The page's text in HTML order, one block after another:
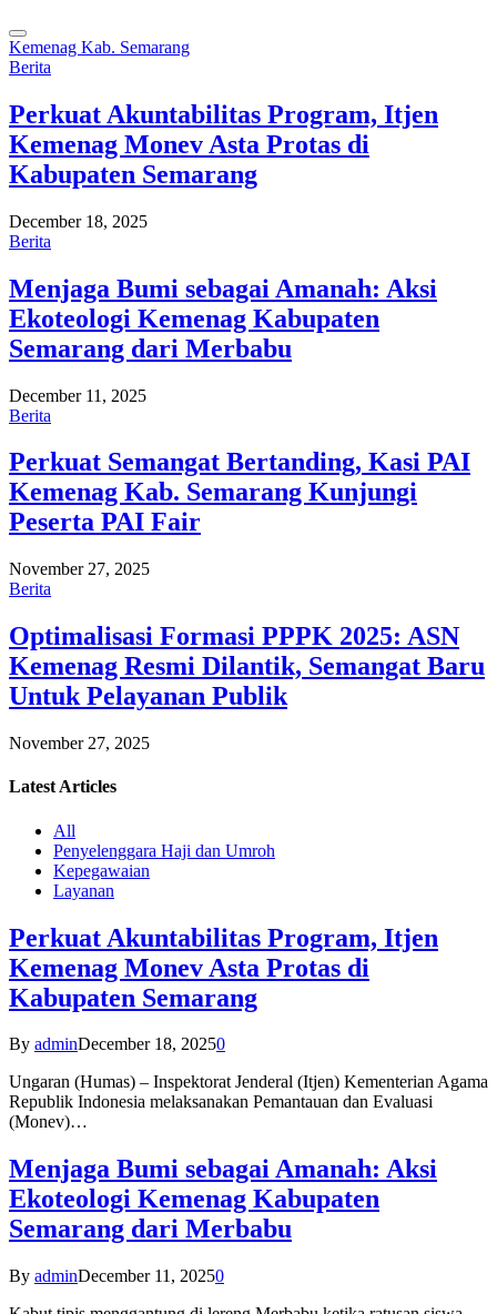
Kemenag Kab. Semarang
Berita
Perkuat Akuntabilitas Program, Itjen
Kemenag Monev Asta Protas di
Kabupaten Semarang
December 18, 2025
Berita
Menjaga Bumi sebagai Amanah: Aksi
Ekoteologi Kemenag Kabupaten
Semarang dari Merbabu
December 11, 2025
Berita
Perkuat Semangat Bertanding, Kasi PAI
Kemenag Kab. Semarang Kunjungi
Peserta PAI Fair
November 27, 2025
Berita
Optimalisasi Formasi PPPK 2025: ASN
Kemenag Resmi Dilantik, Semangat Baru
Untuk Pelayanan Publik
November 27, 2025
Latest Articles
All
Penyelenggara Haji dan Umroh
Kepegawaian
Layanan
Perkuat Akuntabilitas Program, Itjen
Kemenag Monev Asta Protas di
Kabupaten Semarang
By adminDecember 18, 20250
Ungaran (Humas) – Inspektorat Jenderal (Itjen) Kementerian Agama
Republik Indonesia melaksanakan Pemantauan dan Evaluasi
(Monev)…
Menjaga Bumi sebagai Amanah: Aksi
Ekoteologi Kemenag Kabupaten
Semarang dari Merbabu
By adminDecember 11, 20250